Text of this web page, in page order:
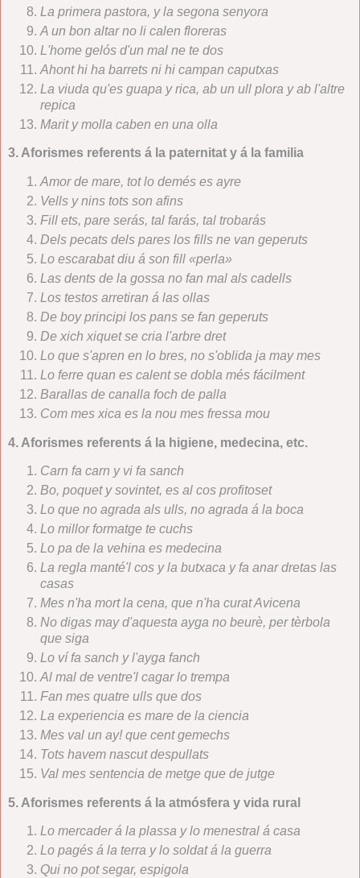
La primera pastora, y la segona senyora
A un bon altar no li calen floreras
L'home gelós d'un mal ne te dos
Ahont hi ha barrets ni hi campan caputxas
La viuda qu'es guapa y rica, ab un ull plora y ab l'altre
repica
Marit y molla caben en una olla
3. Aforismes referents á la paternitat y á la familia
Amor de mare, tot lo demés es ayre
Vells y nins tots son afins
Fill ets, pare serás, tal farás, tal trobarás
Dels pecats dels pares los fills ne van geperuts
Lo escarabat diu á son fill «perla»
Las dents de la gossa no fan mal als cadells
Los testos arretiran á las ollas
De boy principi los pans se fan geperuts
De xich xiquet se cria l'arbre dret
Lo que s'apren en lo bres, no s'oblida ja may mes
Lo ferre quan es calent se dobla més fácilment
Barallas de canalla foch de palla
Com mes xica es la nou mes fressa mou
4. Aforismes referents á la higiene, medecina, etc.
Carn fa carn y vi fa sanch
Bo, poquet y sovintet, es al cos profitoset
Lo que no agrada als ulls, no agrada á la boca
Lo millor formatge te cuchs
Lo pa de la vehina es medecina
La regla manté'l cos y la butxaca y fa anar dretas las
casas
Mes n'ha mort la cena, que n'ha curat Avicena
No digas may d'aquesta ayga no beurè, per tèrbola
que siga
Lo ví fa sanch y l'ayga fanch
Al mal de ventre'l cagar lo trempa
Fan mes quatre ulls que dos
La experiencia es mare de la ciencia
Mes val un ay! que cent gemechs
Tots havem nascut despullats
Val mes sentencia de metge que de jutge
5. Aforismes referents á la atmósfera y vida rural
Lo mercader á la plassa y lo menestral á casa
Lo pagés á la terra y lo soldat á la guerra
Qui no pot segar, espigola